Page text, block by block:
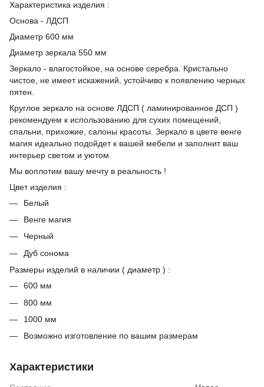
Характеристика изделия :
Основа - ЛДСП
Диаметр 600 мм
Диаметр зеркала 550 мм
Зеркало - влагостойкое, на основе серебра. Кристально
чистое, не имеет искажений, устойчиво к появлению черных
пятен.
Круглое зеркало на основе ЛДСП ( ламинированное ДСП )
рекомендуем к использованию для сухих помещений,
спальни, прихожие, салоны красоты. Зеркало в цвете венге
магия идеально подойдет к вашей мебели и заполнит ваш
интерьер светом и уютом.
Мы воплотим вашу мечту в реальность !
Цвет изделия :
Белый
Венге магия
Черный
Дуб сонома
Размеры изделий в наличии ( диаметр ) :
600 мм
800 мм
1000 мм
Возможно изготовление по вашим размерам
Характеристики